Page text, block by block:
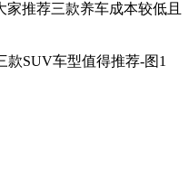
推荐三款养车成本较低且